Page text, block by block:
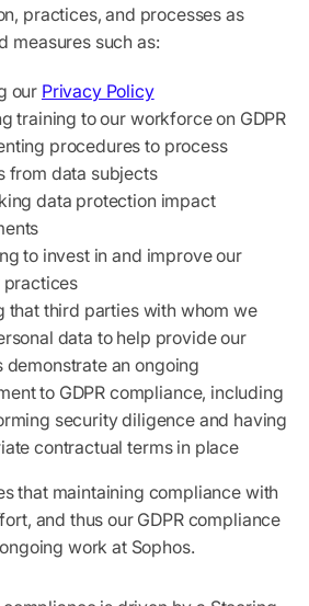
practices, and processes as
measures such as:
our Privacy Policy
training to our workforce on GDPR
procedures to process
from data subjects
data protection impact
to invest in and improve our
practices
that third parties with whom we
data to help provide our
demonstrate an ongoing
to GDPR compliance, including
security diligence and having
contractual terms in place
that maintaining compliance with
and thus our GDPR compliance
work at Sophos.